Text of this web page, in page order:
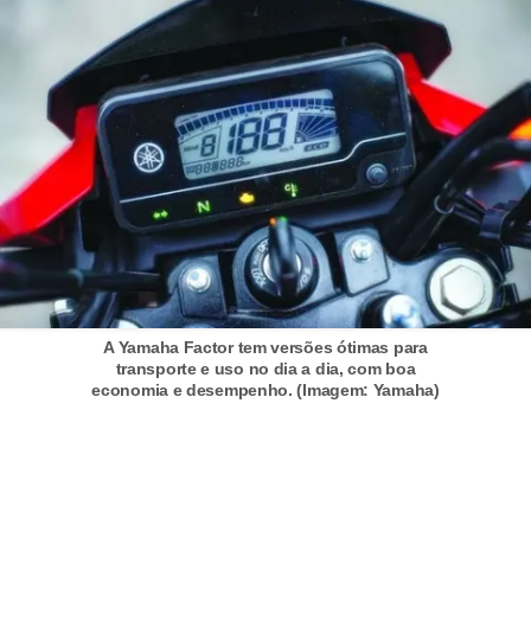
A Yamaha Factor tem versões ótimas para
transporte e uso no dia a dia, com boa
economia e desempenho. (Imagem: Yamaha)
a
n
ç
a
e
s
g